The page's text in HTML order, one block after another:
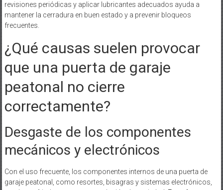
revisiones periódicas y aplicar lubricantes adecuados ayuda a
mantener la cerradura en buen estado y a prevenir bloqueos
frecuentes.
¿Qué causas suelen provocar
que una puerta de garaje
peatonal no cierre
correctamente?
Desgaste de los componentes
mecánicos y electrónicos
Con el uso frecuente, los componentes internos de una puerta de
garaje peatonal, como resortes, bisagras y sistemas electrónicos,